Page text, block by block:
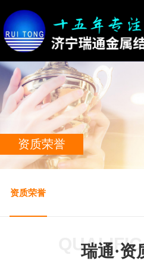
资质荣誉
资质荣誉
瑞通·资